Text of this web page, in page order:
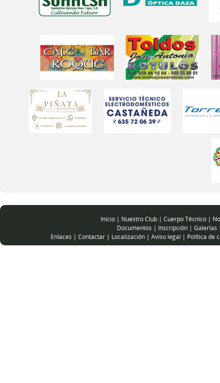
Inicio | Nuestro Club | Cuerpo Técnico |
Documentos | Inscripción | Galerías
Enlaces | Contactar | Localización | Aviso legal | Política de